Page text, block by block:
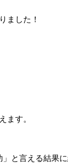
ました！
ます。
と言える結果